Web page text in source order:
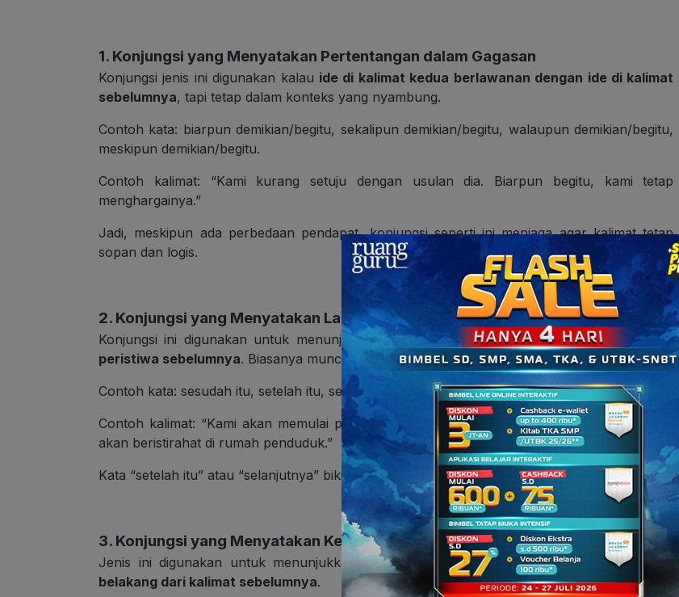
1. Konjungsi yang Menyatakan Pertentangan dalam Gagasan
Konjungsi jenis ini digunakan kalau ide di kalimat kedua berlawanan dengan ide di kalimat
sebelumnya, tapi tetap dalam konteks yang nyambung.
Contoh kata: biarpun demikian/begitu, sekalipun demikian/begitu, walaupun demikian/begitu,
meskipun demikian/begitu.
Contoh kalimat: “Kami kurang setuju dengan usulan dia. Biarpun begitu, kami tetap
menghargainya.”
Jadi, meskipun ada perbedaan pendapat, konjungsi seperti ini menjaga agar kalimat tetap
sopan dan logis.
2. Konjungsi yang Menyatakan Lanjutan dari Peristiwa
Konjungsi ini digunakan untuk menunjukkan bahwaperistiwa berikutnya terjadi setelah
peristiwa sebelumnya. Biasanya muncul dalam teks narasi atau urutan kejadian.
Contoh kata: sesudah itu, setelah itu, selanjutnya.
Contoh kalimat: “Kami akan memulai perjalanan ini dengan berjalan kaki. Sesudah itu, kami
akan beristirahat di rumah penduduk.”
Kata “setelah itu” atau “selanjutnya” bikin tulisan/cerita terasa runtut dan mudah diikuti.
3. Konjungsi yang Menyatakan Kebalikan dari yang Dinyatakan Sebelumnya
Jenis ini digunakan untuk menunjukkansesuatu yang berlawanan arah atau bertolak
belakang dari kalimat sebelumnya.